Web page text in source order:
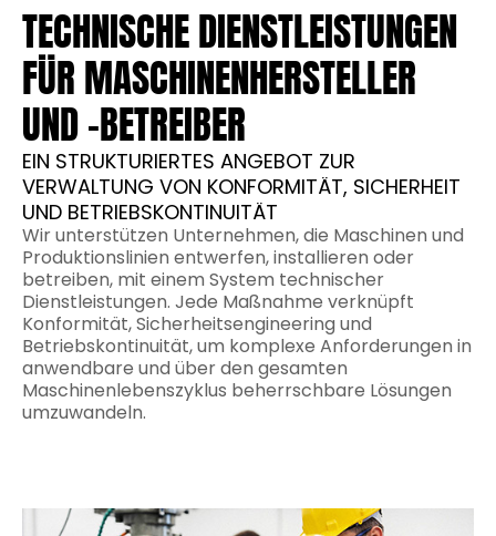
TECHNISCHE DIENSTLEISTUNGEN
FÜR MASCHINENHERSTELLER
UND -BETREIBER
EIN STRUKTURIERTES ANGEBOT ZUR
VERWALTUNG VON KONFORMITÄT, SICHERHEIT
UND BETRIEBSKONTINUITÄT
Wir unterstützen Unternehmen, die Maschinen und
Produktionslinien entwerfen, installieren oder
betreiben, mit einem System technischer
Dienstleistungen. Jede Maßnahme verknüpft
Konformität, Sicherheitsengineering und
Betriebskontinuität, um komplexe Anforderungen in
anwendbare und über den gesamten
Maschinenlebenszyklus beherrschbare Lösungen
umzuwandeln.